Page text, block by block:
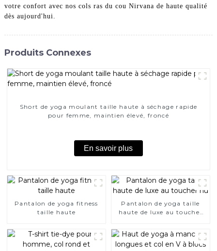
votre confort avec nos cols ras du cou Nirvana de haute qualité
dès aujourd'hui.
Produits Connexes
Short de yoga moulant taille haute à séchage rapide
pour femme, maintien élevé, froncé
En savoir plus
Pantalon de yoga fitness
taille haute
Pantalon de yoga taille
haute de luxe au toucher